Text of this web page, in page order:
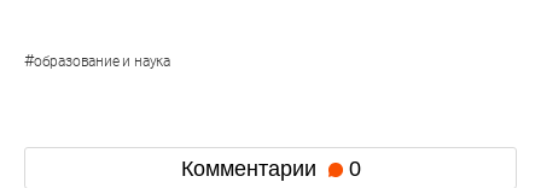
лицей КФУ»Лейсан Шакирова
стало известно, что в Набережных Челнах